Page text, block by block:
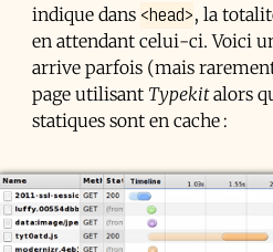
indique dans <head>, la
en attendant celui-ci. Voici
arrive parfois (mais
page utilisant Typekitalors
statiques sont en cache :